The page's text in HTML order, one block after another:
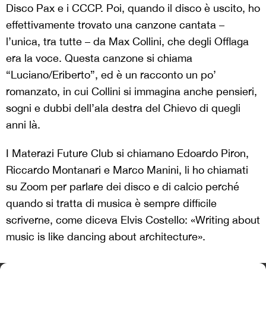
Disco Pax e i CCCP. Poi, quando il disco è uscito, ho
effettivamente trovato una canzone cantata –
l’unica, tra tutte – da Max Collini, che degli Offlaga
era la voce. Questa canzone si chiama
“Luciano/Eriberto”, ed è un racconto un po’
romanzato, in cui Collini si immagina anche pensieri,
sogni e dubbi dell’ala destra del Chievo di quegli
anni là.
I Materazi Future Club si chiamano Edoardo Piron,
Riccardo Montanari e Marco Manini, li ho chiamati
su Zoom per parlare dei disco e di calcio perché
quando si tratta di musica è sempre difficile
scriverne, come diceva Elvis Costello: «Writing about
music is like dancing about architecture».